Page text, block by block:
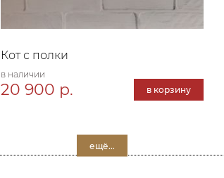
Кот с полки
в наличии
20 900 р. в корзину
ещё...